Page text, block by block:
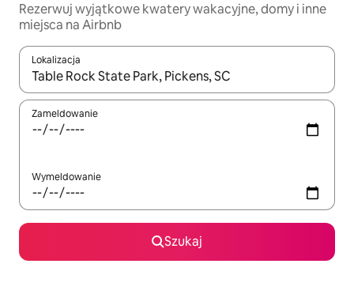
Rezerwuj wyjątkowe kwatery wakacyjne, domy i inne
miejsca na Airbnb
Lokalizacja
Gdy wyniki będą dostępne, możesz poruszać się po nich za
Zameldowanie
Wymeldowanie
Szukaj